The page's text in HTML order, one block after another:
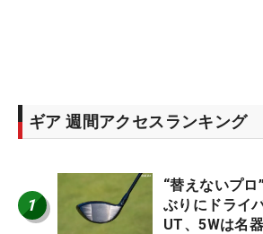
ギア 週間アクセスランキング
1
“替えないプ
ぶりにドライ
UT、5Wは名